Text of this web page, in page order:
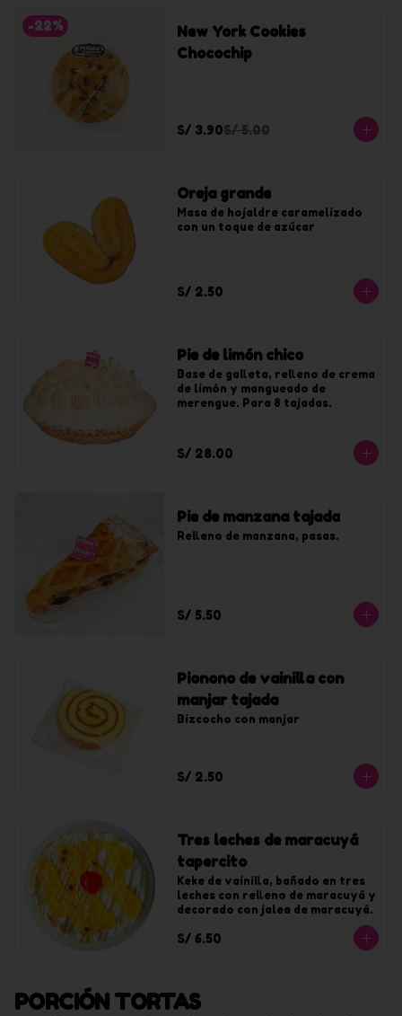
-22%
New York Cookies
Chocochip
S/ 3.90S/ 5.00
Oreja grande
Masa de hojaldre caramelizado
con un toque de azúcar
S/ 2.50
Pie de limón chico
Base de galleta, relleno de crema
de limón y mangueado de
merengue. Para 8 tajadas.
S/ 28.00
Pie de manzana tajada
Relleno de manzana, pasas.
S/ 5.50
Pionono de vainilla con
manjar tajada
Bizcocho con manjar
S/ 2.50
Tres leches de maracuyá
tapercito
Keke de vainilla, bañado en tres
leches con relleno de maracuyá y
decorado con jalea de maracuyá.
S/ 6.50
PORCIÓN TORTAS